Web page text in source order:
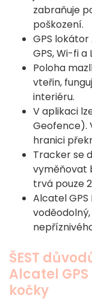
zabraňuje
poškození.
GPS
GPS, Wi-fi a
Poloha
vteřin,
interiéru.
V aplikaci
Geofence).
hranici
Tracker se
vyměňovat
trvá pouze
Alcatel
ŠEST
Alcatel
kočky